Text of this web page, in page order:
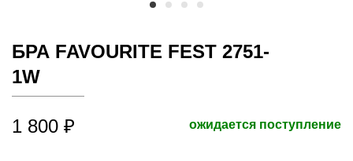
БРА FAVOURITE FEST 2751-
1W
1 800 ₽ ожидается поступление